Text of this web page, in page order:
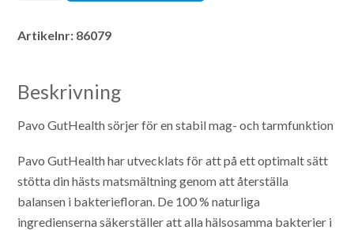
Artikelnr: 86079
Beskrivning
Pavo GutHealth sörjer för en stabil mag- och tarmfunktion
Pavo GutHealth har utvecklats för att på ett optimalt sätt
stötta din hästs matsmältning genom att återställa
balansen i bakteriefloran. De 100 % naturliga
ingredienserna säkerställer att alla hälsosamma bakterier i